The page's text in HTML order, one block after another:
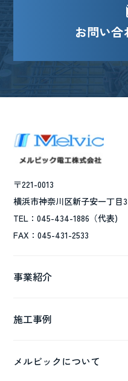
お問い合
〒221-0013
横浜市神奈川区新子安一丁目
TEL：045-434-1886（代表)
FAX：045-431-2533
事業紹介
施工事例
メルビックについて